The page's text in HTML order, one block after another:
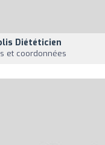
Diététicien
et coordonnées